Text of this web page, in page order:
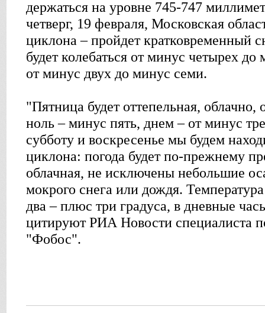
держаться на уровне 745-747
четверг, 19 февраля, Московская
циклона – пройдет кратковременный
будет колебаться от минус четырех
от минус двух до минус семи.
"Пятница будет оттепельная,
ноль – минус пять, днем – от минус
субботу и воскресенье мы будем
циклона: погода будет по-прежнему
облачная, не исключены небольшие
мокрого снега или дождя.
два – плюс три градуса, в дневные
цитируют РИА Новости специалиста
"Фобос".